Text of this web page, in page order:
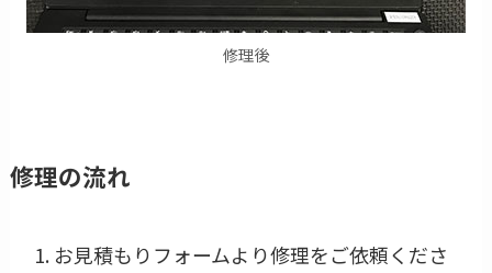
修理後
修理の流れ
お見積もりフォームより修理をご依頼くださ